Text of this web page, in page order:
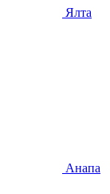
Ялта
Анапа